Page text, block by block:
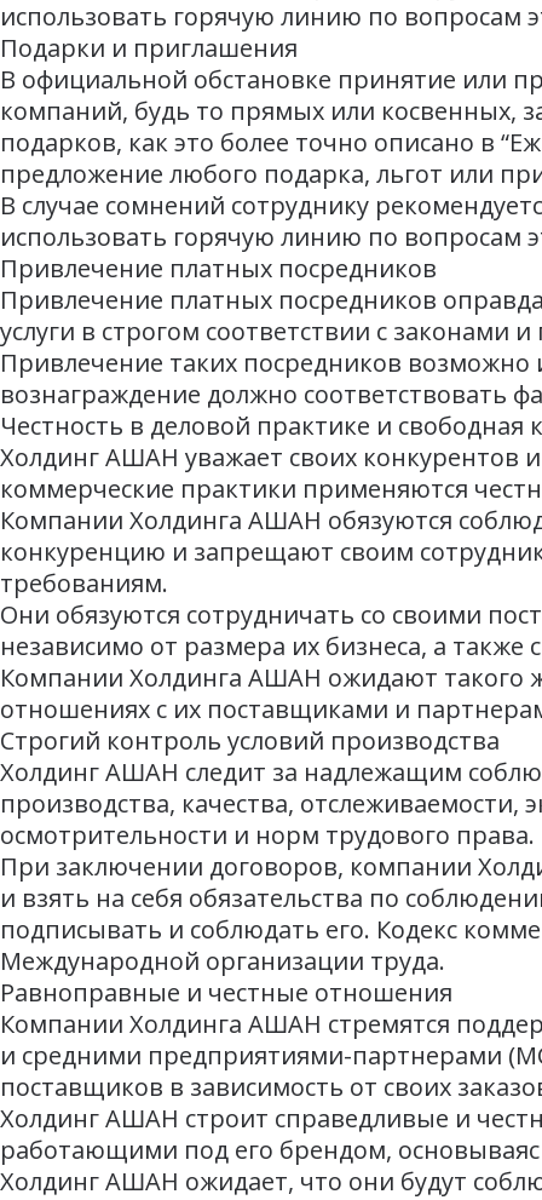
использовать горячую линию по вопросам
Подарки и приглашения
В официальной обстановке принятие или
компаний, будь то прямых или косвенных,
подарков, как это более точно описано в
предложение любого подарка, льгот или
В случае сомнений сотруднику
использовать горячую линию по вопросам
Привлечение платных посредников
Привлечение платных посредников
услуги в строгом соответствии с законами
Привлечение таких посредников
вознаграждение должно соответствовать
Честность в деловой практике и свободная
Холдинг АШАН уважает своих конкурентов
коммерческие практики применяются
Компании Холдинга АШАН обязуются
конкуренцию и запрещают своим
требованиям.
Они обязуются сотрудничать со своими
независимо от размера их бизнеса, а
Компании Холдинга АШАН ожидают такого
отношениях с их поставщиками и
Строгий контроль условий производства
Холдинг АШАН следит за надлежащим
производства, качества,
осмотрительности и норм трудового права.
При заключении договоров, компании
и взять на себя обязательства по
подписывать и соблюдать его. Кодекс
Международной организации труда.
Равноправные и честные отношения
Компании Холдинга АШАН стремятся
и средними предприятиями-партнерами
поставщиков в зависимость от своих
Холдинг АШАН строит справедливые и
работающими под его брендом,
Холдинг АШАН ожидает, что они будут